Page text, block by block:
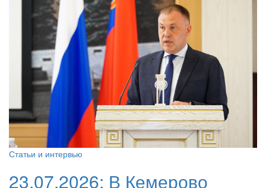
Статьи и интервью
23.07.2026: В Кемерово